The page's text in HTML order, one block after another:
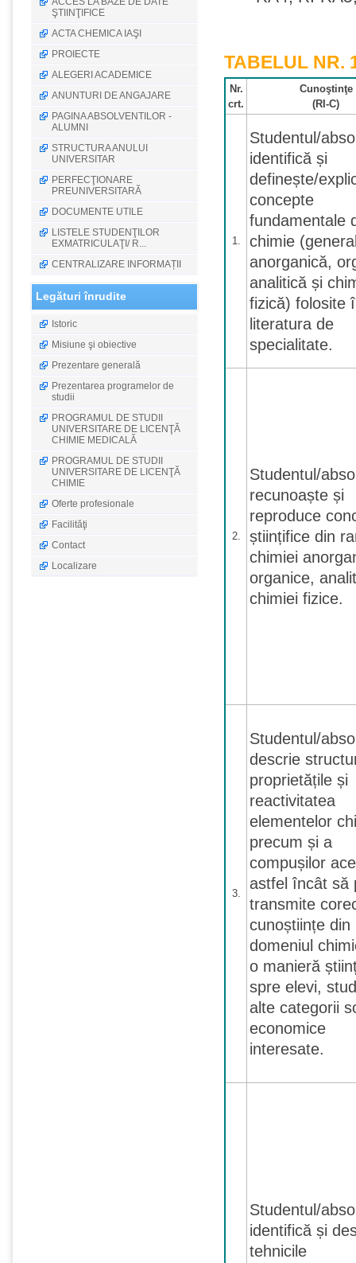
ŞTIINŢIFICE
ACTA CHEMICA IAŞI
PROIECTE
ALEGERI ACADEMICE
ANUNTURI DE ANGAJARE
PAGINA ABSOLVENTILOR -
ALUMNI
STRUCTURA ANULUI
UNIVERSITAR
PERFECŢIONARE
PREUNIVERSITARĂ
DOCUMENTE UTILE
LISTELE STUDENŢILOR
EXMATRICULAŢI/ R...
CENTRALIZARE INFORMAȚII
Legături înrudite
Istoric
Misiune şi obiective
Prezentare generală
Prezentarea programelor de
studii
PROGRAMUL DE STUDII
UNIVERSITARE DE LICENŢĂ
CHIMIE MEDICALĂ
PROGRAMUL DE STUDII
UNIVERSITARE DE LICENŢĂ
CHIMIE
Oferte profesionale
Facilităţi
Contact
Localizare
TABELUL NR.
Nr.
crt.
Cunoştinţe
(RI-C)
1.
Studentul/
identifică și
definește/
concepte
fundamentale
chimie
anorganică,
analitică și
fizică) folosite
literatura de
specialitate.
2.
Studentul/
recunoaște și
reproduce
științifice din
chimiei
organice,
chimiei fizice.
3.
Studentul/
descrie
proprietățile și
reactivitatea
elementelor
precum și a
compușilor
astfel încât să
transmite
cunoștiințe din
domeniul
o manieră
spre elevi,
alte categorii
economice
interesate.
Studentul/
identifică și
tehnicile